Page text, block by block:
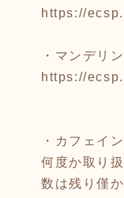
https://
・マンデリン
https://
・カフェイ
何度か取り
数は残り僅